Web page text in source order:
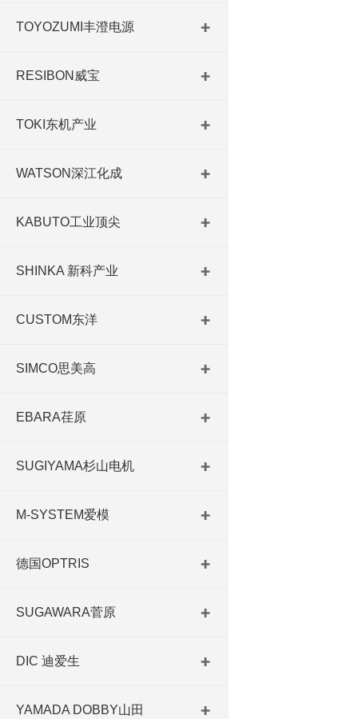
TOYOZUMI丰澄电源
RESIBON威宝
TOKI东机产业
WATSON深江化成
KABUTO工业顶尖
SHINKA 新科产业
CUSTOM东洋
SIMCO思美高
EBARA荏原
SUGIYAMA杉山电机
M-SYSTEM爱模
德国OPTRIS
SUGAWARA菅原
DIC 迪爱生
YAMADA DOBBY山田